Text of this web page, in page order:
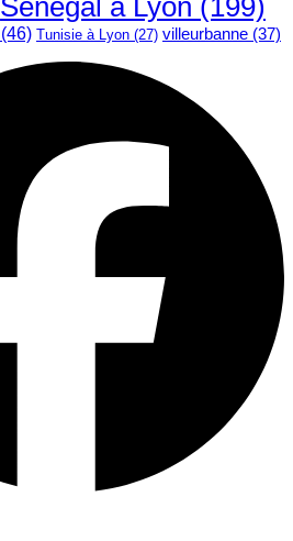
Sénégal à Lyon (199)
(46) Tunisie à Lyon (27) villeurbanne (37)